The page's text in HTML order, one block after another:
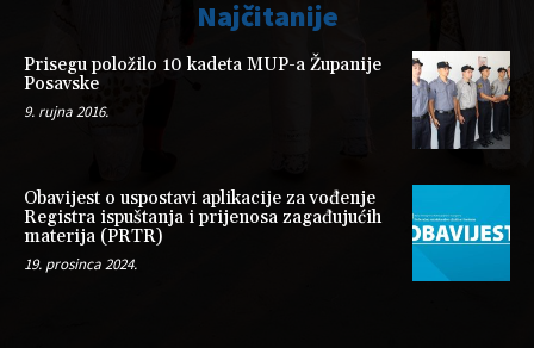
Najčitanije
Prisegu položilo 10 kadeta MUP-a Županije
Posavske
9. rujna 2016.
Obavijest o uspostavi aplikacije za vođenje
Registra ispuštanja i prijenosa zagađujućih
materija (PRTR)
19. prosinca 2024.